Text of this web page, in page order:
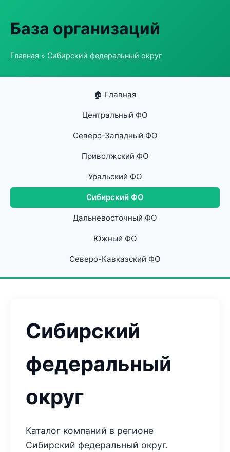
База организаций
Главная » Сибирский федеральный округ
🏠 Главная
Центральный ФО
Северо-Западный ФО
Приволжский ФО
Уральский ФО
Сибирский ФО
Дальневосточный ФО
Южный ФО
Северо-Кавказский ФО
Сибирский
федеральный
округ
Каталог компаний в регионе
Сибирский федеральный округ.